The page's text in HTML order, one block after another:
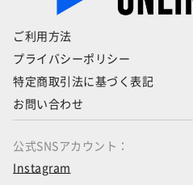
ご利用方法
プライバシーポリシー
特定商取引法に基づく表記
お問い合わせ
公式SNSアカウント：
Instagram